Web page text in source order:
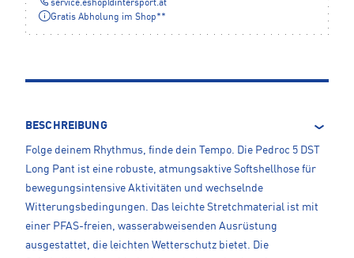
service.eshop@ intersport.at
Gratis Abholung im Shop**
BESCHREIBUNG
Folge deinem Rhythmus, finde dein Tempo. Die Pedroc 5 DST
Long Pant ist eine robuste, atmungsaktive Softshellhose für
bewegungsintensive Aktivitäten und wechselnde
Witterungsbedingungen. Das leichte Stretchmaterial ist mit
einer PFAS-freien, wasserabweisenden Ausrüstung
ausgestattet, die leichten Wetterschutz bietet. Die